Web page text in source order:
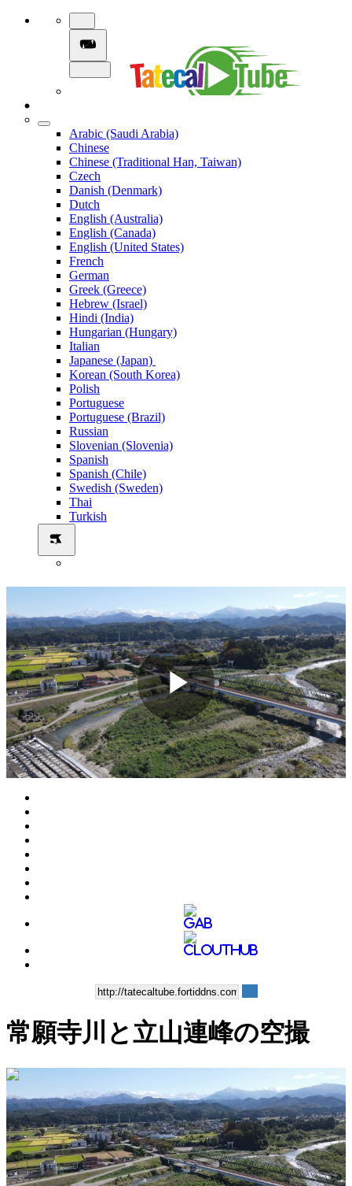
Arabic (Saudi Arabia)
Chinese
Chinese (Traditional Han, Taiwan)
Czech
Danish (Denmark)
Dutch
English (Australia)
English (Canada)
English (United States)
French
German
Greek (Greece)
Hebrew (Israel)
Hindi (India)
Hungarian (Hungary)
Italian
Japanese (Japan)
Korean (South Korea)
Polish
Portuguese
Portuguese (Brazil)
Russian
Slovenian (Slovenia)
Spanish
Spanish (Chile)
Swedish (Sweden)
Thai
Turkish
Play
常願寺川と立山連峰の空撮
0:01:00